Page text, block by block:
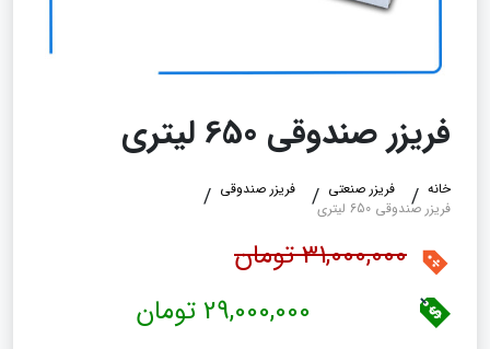
فریزر صندوقی 650 لیتری
خانه فریزر صنعتی
فریزر صندوقی
فریزر صندوقی 650 لیتری
31,000,000 تومان
29,000,000 تومان